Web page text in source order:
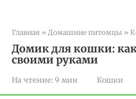
Главная » Домашние питомцы »
Домик для кошки:
своими руками
На чтение:9 мин Кошки